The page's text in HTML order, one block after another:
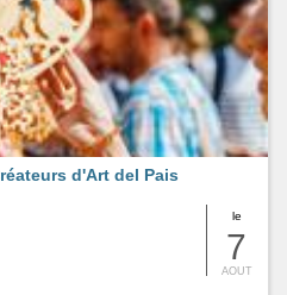
le
7
AOUT
d'Art del Pais